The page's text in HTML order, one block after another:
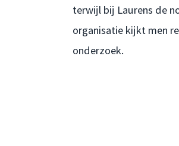
terwijl bij Laurens de
organisatie kijkt men
onderzoek.